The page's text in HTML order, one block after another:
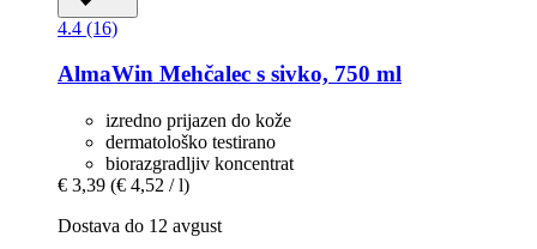
4.4 (16)
AlmaWin Mehčalec s sivko, 750 ml
izredno prijazen do kože
dermatološko testirano
biorazgradljiv koncentrat
€ 3,39 (€ 4,52 / l)
Dostava do 12 avgust